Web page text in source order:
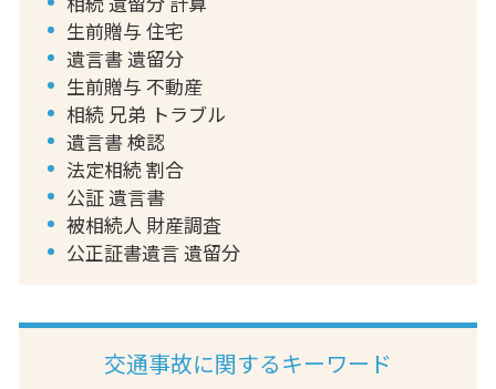
生前贈与 住宅
遺言書 遺留分
生前贈与 不動産
相続 兄弟 トラブル
遺言書 検認
法定相続 割合
公証 遺言書
被相続人 財産調査
公正証書遺言 遺留分
交通事故に関するキーワード